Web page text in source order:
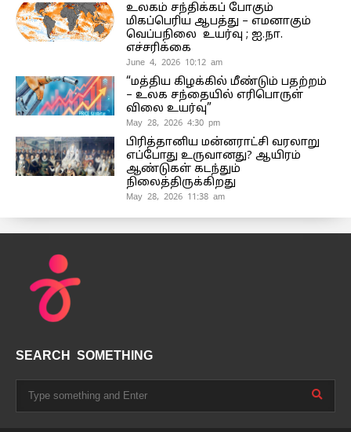
உலகம் சந்திக்கப் போகும்
மிகப்பெரிய ஆபத்து – எமனாகும்
வெப்பநிலை உயர்வு ; ஐ.நா.
எச்சரிக்கை
June 4, 2026 10:12 am
“மத்திய கிழக்கில் மீண்டும் பதற்றம்
– உலக சந்தையில் எரிபொருள்
விலை உயர்வு”
May 28, 2026 4:30 pm
பிரித்தானிய மன்னராட்சி வரலாறு
எப்போது உருவானது? ஆயிரம்
ஆண்டுகள் கடந்தும்
நிலைத்திருக்கிறது
May 28, 2026 11:38 am
SEARCH SOMETHING